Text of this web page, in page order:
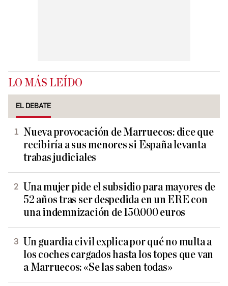
LO MÁS LEÍDO
EL DEBATE
Nueva provocación de Marruecos: dice que
recibiría a sus menores si España levanta
trabas judiciales
Una mujer pide el subsidio para mayores de
52 años tras ser despedida en un ERE con
una indemnización de 150.000 euros
Un guardia civil explica por qué no multa a
los coches cargados hasta los topes que van
a Marruecos: «Se las saben todas»